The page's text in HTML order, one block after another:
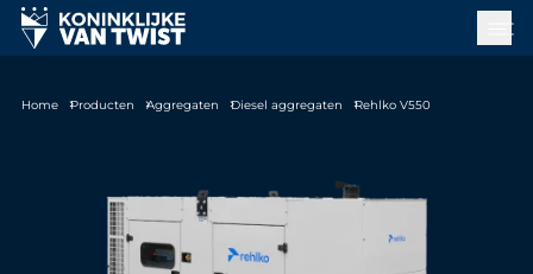
Home Producten Aggregaten Diesel aggregaten Rehlko V550